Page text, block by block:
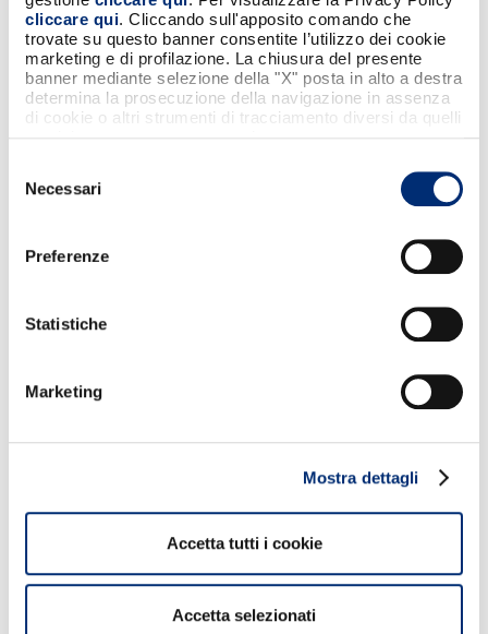
cliccare qui. Cliccando sull'apposito comando che
trovate su questo banner consentite l’utilizzo dei cookie
marketing e di profilazione. La chiusura del presente
banner mediante selezione della "X" posta in alto a destra
determina la prosecuzione della navigazione in assenza
di cookie o altri strumenti di tracciamento diversi da quelli
delNecessari
Preferenze
Statistiche
Marketing
Mostra dettagli
Accetta tutti i cookie
Accetta selezionati
CONCORSO «LEGA
FANTASANREMO»